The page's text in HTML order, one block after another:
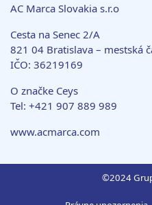
AC Marca Slovakia s.r.o
Cesta na Senec 2/A
821 04 Bratislava – mestská
IČO: 36219169
O značke Ceys
Tel: +421 907 889 989
www.acmarca.com
©2024